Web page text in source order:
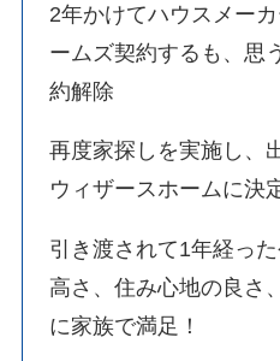
2年かけてハウスメー
ームズ契約するも、思
約解除
再度家探しを実施し、
ウィザースホームに決
引き渡されて1年経っ
高さ、住み心地の良さ
に家族で満足！